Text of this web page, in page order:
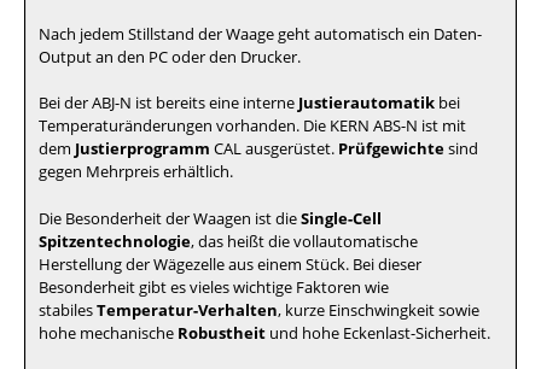
Nach jedem Stillstand der Waage geht automatisch ein Daten-
Output an den PC oder den Drucker.
Bei der ABJ-N ist bereits eine interne Justierautomatik bei
Temperaturänderungen vorhanden. Die KERN ABS-N ist mit
dem Justierprogramm CAL ausgerüstet. Prüfgewichtesind
gegen Mehrpreis erhältlich.
Die Besonderheit der Waagen ist dieSingle-Cell
Spitzentechnologie, das heißt die vollautomatische
Herstellung der Wägezelle aus einem Stück. Bei dieser
Besonderheit gibt es vieles wichtige Faktoren wie
stabilesTemperatur-Verhalten, kurze Einschwingkeit sowie
hohe mechanische Robustheit und hohe Eckenlast-Sicherheit.